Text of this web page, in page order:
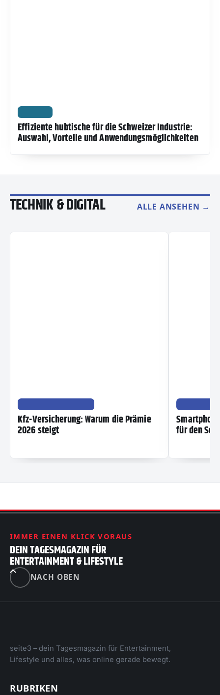
Effiziente hubtische für die Schweizer Industrie:
Auswahl, Vorteile und Anwendungsmöglichkeiten
TECHNIK & DIGITAL ALLE ANSEHEN →
Kfz-Versicherung: Warum die Prämie
2026 steigt für den
IMMER EINEN KLICK VORAUS
DEIN TAGESMAGAZIN FÜR
ENTERTAINMENT & LIFESTYLE
NACH OBEN
seite3 – dein Tagesmagazin für Entertainment,
Lifestyle und alles, was online gerade bewegt.
RUBRIKEN